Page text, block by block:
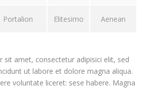
Portalion Elitesimo Aenean
sit amet, consectetur adipisici elit, sed
ut labore et dolore magna aliqua.
voluntate liceret: sese habere. Magna